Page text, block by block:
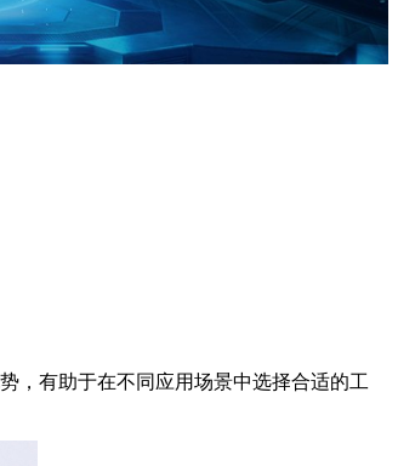
，有助于在不同应用场景中选择合适的工